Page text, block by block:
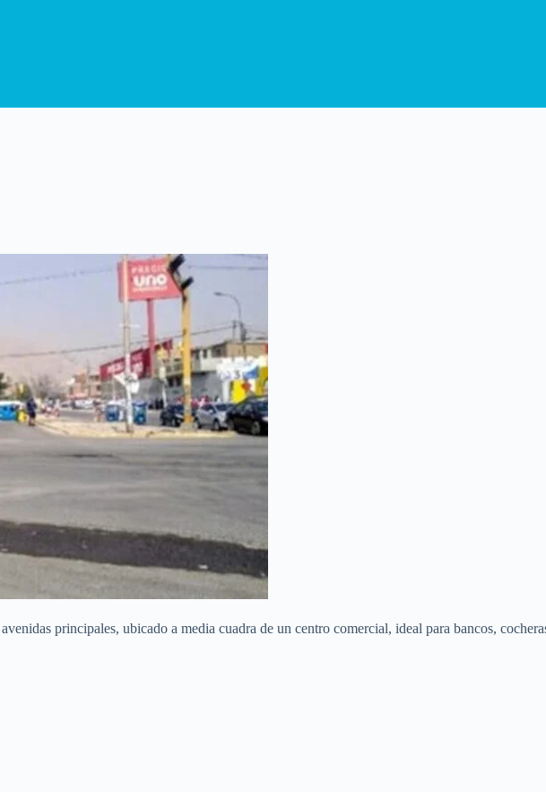
principales, ubicado a media cuadra de un centro comercial, ideal para bancos,